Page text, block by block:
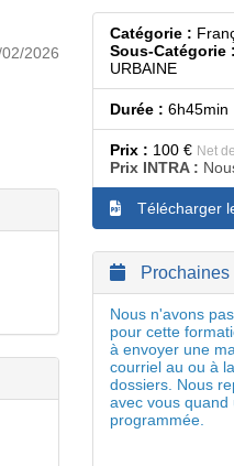
2026
Catégorie :
Sous-Catégorie :
URBAINE
Durée : 6h45min
Prix : 100 € Net
Prix INTRA :
Télécharger
Nous n'avons
pour cette
à envoyer une
courriel au ou à
dossiers. Nous
avec vous quand
programmée.